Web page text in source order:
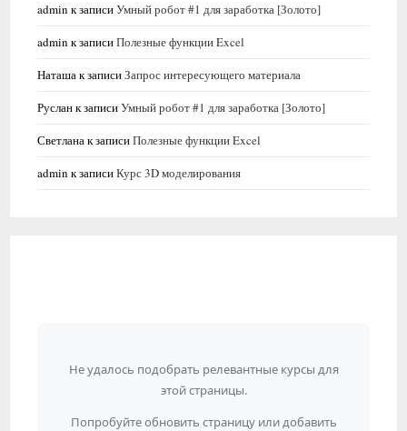
admin к записиУмный робот #1 для заработка [Золото]
admin к записиПолезные функции Excel
Наташак записиЗапрос интересующего материала
Русланк записиУмный робот #1 для заработка [Золото]
Светланак записиПолезные функции Excel
admin к записиКурс 3D моделирования